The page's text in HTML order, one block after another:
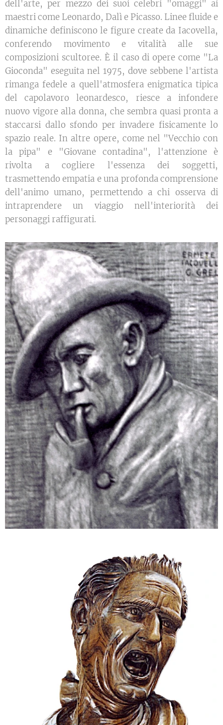
dell'arte, per mezzo dei suoi celebri "omaggi" ai
maestri come Leonardo, Dalì e Picasso. Linee fluide e
dinamiche definiscono le figure create da Iacovella,
conferendo movimento e vitalità alle sue
composizioni scultoree. È il caso di opere come "La
Gioconda" eseguita nel 1975, dove sebbene l'artista
rimanga fedele a quell'atmosfera enigmatica tipica
del capolavoro leonardesco, riesce a infondere
nuovo vigore alla donna, che sembra quasi pronta a
staccarsi dallo sfondo per invadere fisicamente lo
spazio reale. In altre opere, come nel "Vecchio con
la pipa" e "Giovane contadina", l'attenzione è
rivolta a cogliere l'essenza dei soggetti,
trasmettendo empatia e una profonda comprensione
dell'animo umano, permettendo a chi osserva di
intraprendere un viaggio nell'interiorità dei
personaggi raffigurati.